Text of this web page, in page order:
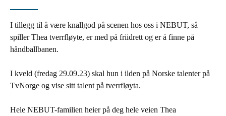
I tillegg til å være knallgod på scenen hos oss i NEBUT, så
spiller Thea tverrfløyte, er med på friidrett og er å finne på
håndballbanen.
I kveld (fredag 29.09.23) skal hun i ilden på Norske talenter på
TvNorge og vise sitt talent på tverrfløyta.
Hele NEBUT-familien heier på deg hele veien Thea